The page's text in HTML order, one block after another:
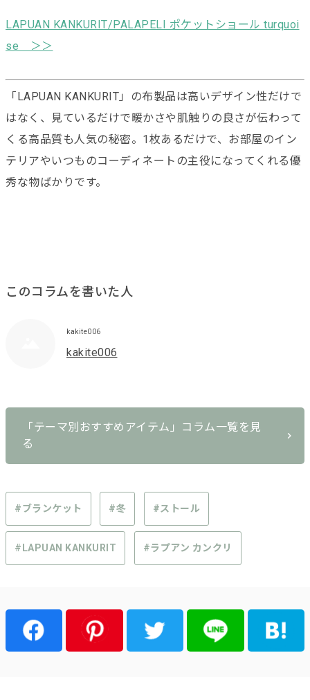
LAPUAN KANKURIT/PALAPELI ポケットショール turquoi
se ＞＞
「LAPUAN KANKURIT」の布製品は高いデザイン性だけで
はなく、見ているだけで暖かさや肌触りの良さが伝わって
くる高品質も人気の秘密。1枚あるだけで、お部屋のイン
テリアやいつものコーディネートの主役になってくれる優
秀な物ばかりです。
このコラムを書いた人
kakite006
kakite006
#ブランケット #冬 #ストール
#LAPUAN KANKURIT #ラプアン カンクリ
「テーマ別おすすめアイテム」コラム一覧を見
る